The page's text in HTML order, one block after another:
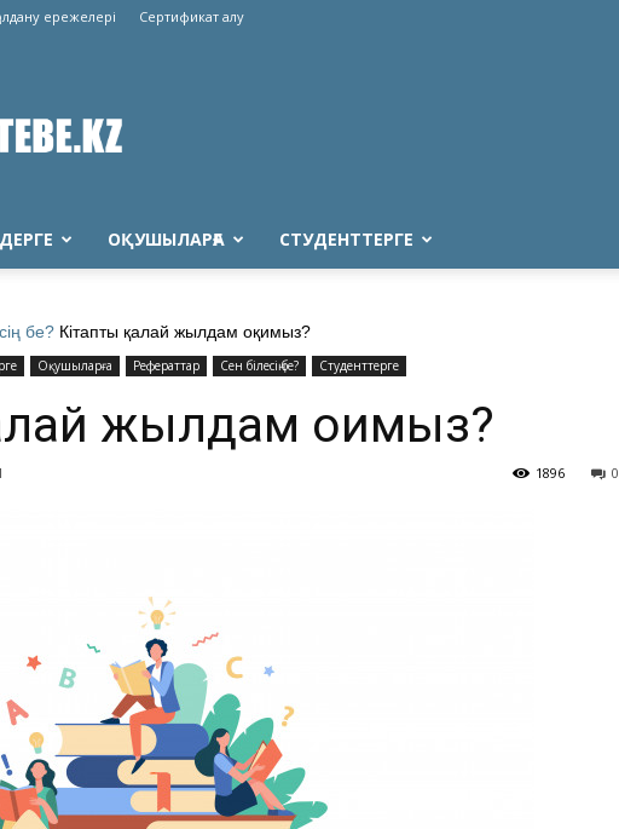
ережелері Сертификат алу
ОҚУШЫЛАРҒА СТУДЕНТТЕРГЕ
бе? Кітапты қалай жылдам оқимыз?
Оқушыларға Рефераттар Сен білесің бе? Студенттерге
жылдам оқимыз?
0
1896